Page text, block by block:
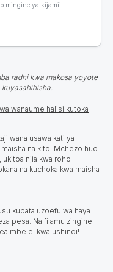
mingine ya kijamii.
radhi kwa makosa yoyote
wanaume halisi kutoka
wana usawa kati ya
na kifo. Mchezo huo
ukitoa njia kwa roho
na kuchoka kwa maisha
kupata uzoefu wa haya
pesa. Na filamu zingine
mbele, kwa ushindi!